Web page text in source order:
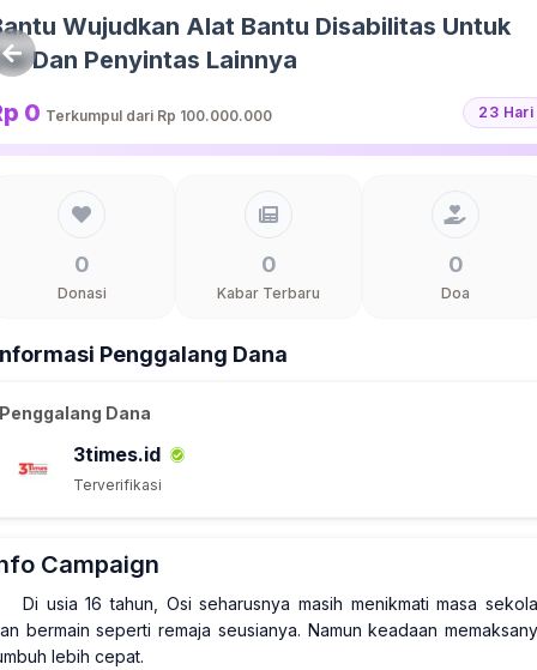
Wujudkan Alat Bantu Disabilitas Untuk
Dan Penyintas Lainnya
0 Terkumpul dari Rp 100.000.000 23 Hari
0
Donasi
0
Kabar Terbaru
0
Doa
Penggalang Dana
Penggalang Dana
3times.id
Terverifikasi
Campaign
Di usia 16 tahun, Osi seharusnya masih menikmati masa
bermain seperti remaja seusianya. Namun keadaan
lebih cepat.